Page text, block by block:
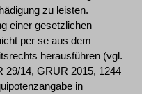
zu leisten.
einer gesetzlichen
per se aus dem
herausführen (vgl.
29/14, GRUR 2015, 1244
in